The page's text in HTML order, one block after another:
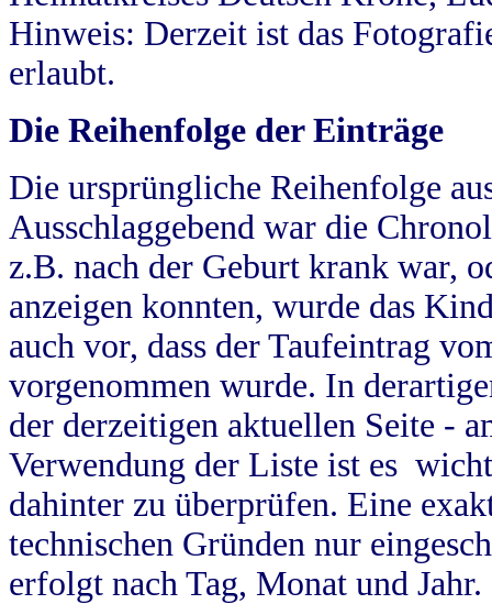
Hinweis: Derzeit ist das
erlaubt.
Die Reihenfolge der Einträge
Die ursprüngliche Reihenfolge
Ausschlaggebend war die
z.B. nach der Geburt krank war,
anzeigen konnten, wurde das
auch vor, dass der Taufeintrag
vorgenommen wurde. In
der derzeitigen aktuellen Seite -
Verwendung der Liste ist es
dahinter zu überprüfen. Eine
technischen Gründen nur
erfolgt nach Tag, Monat und Jahr.